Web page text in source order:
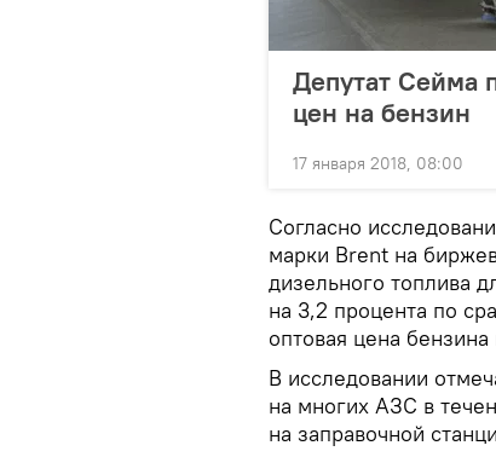
Депутат Сейма
цен на бензин
17 января 2018, 08:00
Согласно
марки Brent на
дизельного топлива
на 3,2 процента по
оптовая цена
В исследовании
на многих АЗС в
на заправочной